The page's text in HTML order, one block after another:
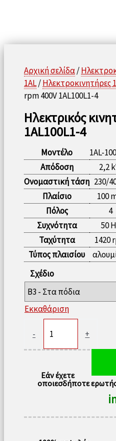
Αρχική σελίδα/
1AL/Ηλεκτροκινητήρες
rpm 400V 1AL100L1-4
Ηλεκτρικός
1AL100L1-4
Μοντέλο
1AL-
Απόδοση
2,2
Ονομαστική τάση 230/
Πλαίσιο
100
Πόλος
4
Συχνότητα
50
Ταχύτητα
1420
Τύπος πλαισίου
Σχέδιο
Εκκαθάριση
-
κινητήρας
2,2kW
rpm
ποσότητα
+
Εάν έχετε
οποιεσδήποτε